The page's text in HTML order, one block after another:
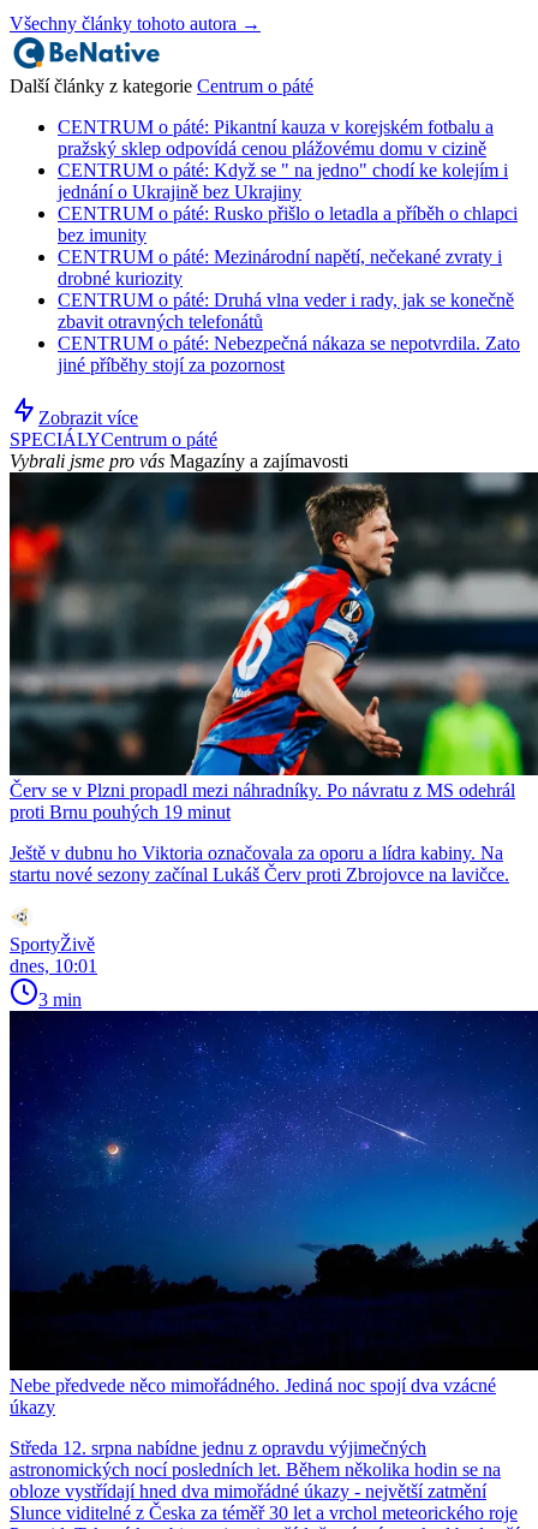
Všechny články tohoto autora →
Další články z kategorie Centrum o páté
CENTRUM o páté: Pikantní kauza v korejském fotbalu a
pražský sklep odpovídá cenou plážovému domu v cizině
CENTRUM o páté: Když se " na jedno" chodí ke kolejím i
jednání o Ukrajině bez Ukrajiny
CENTRUM o páté: Rusko přišlo o letadla a příběh o chlapci
bez imunity
CENTRUM o páté: Mezinárodní napětí, nečekané zvraty i
drobné kuriozity
CENTRUM o páté: Druhá vlna veder i rady, jak se konečně
zbavit otravných telefonátů
CENTRUM o páté: Nebezpečná nákaza se nepotvrdila. Zato
jiné příběhy stojí za pozornost
Zobrazit více
SPECIÁLYCentrum o páté
Vybrali jsme pro vás Magazíny a zajímavosti
Červ se v Plzni propadl mezi náhradníky. Po návratu z MS odehrál
proti Brnu pouhých 19 minut
Ještě v dubnu ho Viktoria označovala za oporu a lídra kabiny. Na
startu nové sezony začínal Lukáš Červ proti Zbrojovce na lavičce.
SportyŽivě
dnes, 10:01
3 min
Nebe předvede něco mimořádného. Jediná noc spojí dva vzácné
úkazy
Středa 12. srpna nabídne jednu z opravdu výjimečných
astronomických nocí posledních let. Během několika hodin se na
obloze vystřídají hned dva mimořádné úkazy - největší zatmění
Slunce viditelné z Česka za téměř 30 let a vrchol meteorického roje